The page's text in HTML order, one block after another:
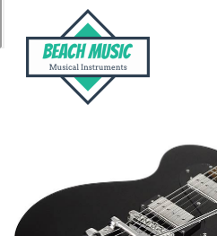
Webshop
2e hands en outlet
Acc en onderdelen
Accordeons
Akoestische Gitaren
Mijn account